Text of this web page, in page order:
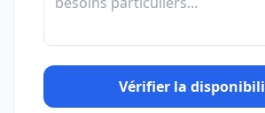
Vérifier la